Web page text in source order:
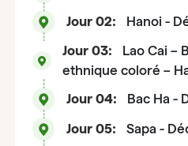
Jour 02: Hanoi -
Jour 03:
Lao Cai –
ethnique coloré –
Jour 04: Bac Ha -
Jour 05: Sapa -